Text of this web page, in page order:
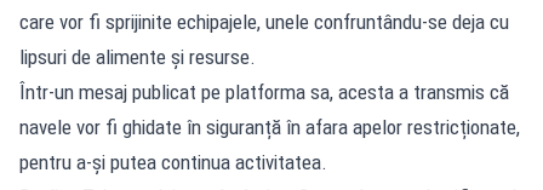
care vor fi sprijinite echipajele, unele confruntându-se deja cu
lipsuri de alimente și resurse.
Într-un mesaj publicat pe platforma sa, acesta a transmis că
navele vor fi ghidate în siguranță în afara apelor restricționate,
pentru a-și putea continua activitatea.